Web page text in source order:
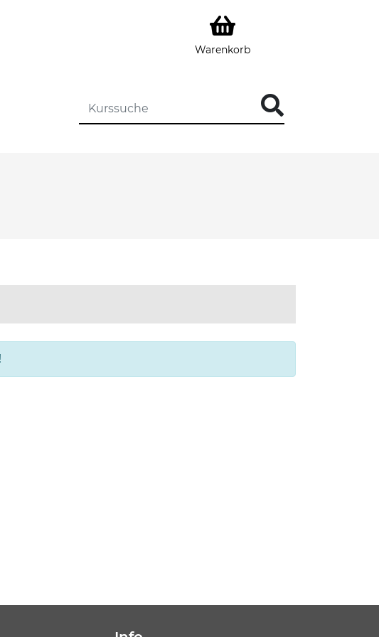
Warenkorb